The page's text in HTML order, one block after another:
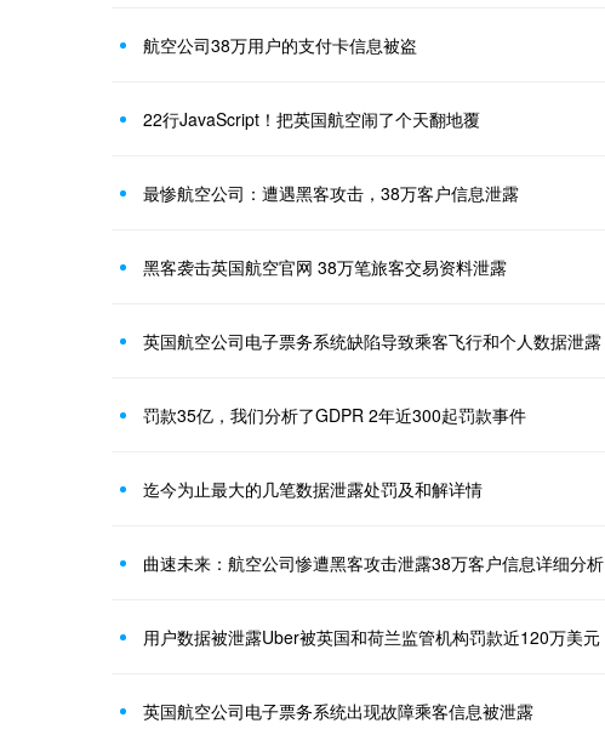
航空公司38万用户的支付卡信息被盗
22行JavaScript！把英国航空闹了个天翻地覆
最惨航空公司：遭遇黑客攻击，38万客户信息泄露
黑客袭击英国航空官网 38万笔旅客交易资料泄露
英国航空公司电子票务系统缺陷导致乘客飞行和个人数据泄露
罚款35亿，我们分析了GDPR 2年近300起罚款事件
迄今为止最大的几笔数据泄露处罚及和解详情
曲速未来：航空公司惨遭黑客攻击泄露38万客户信息详细分析
用户数据被泄露Uber被英国和荷兰监管机构罚款近120万美元
英国航空公司电子票务系统出现故障乘客信息被泄露